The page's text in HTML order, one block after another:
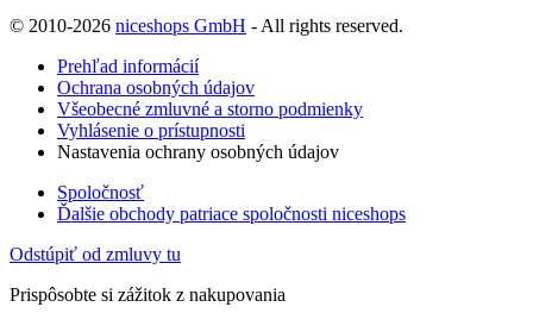
© 2010-2026 niceshops GmbH - All rights reserved.
Prehľad informácií
Ochrana osobných údajov
Všeobecné zmluvné a storno podmienky
Vyhlásenie o prístupnosti
Nastavenia ochrany osobných údajov
Spoločnosť
Ďalšie obchody patriace spoločnosti niceshops
Odstúpiť od zmluvy tu
Prispôsobte si zážitok z nakupovania